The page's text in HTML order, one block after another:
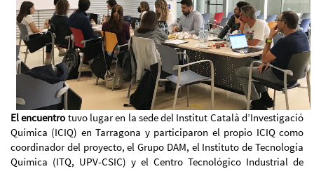
El encuentro tuvo lugar en la sede del Institut Català d’Investigació
Química (ICIQ) en Tarragona y participaron el propio ICIQ como
coordinador del proyecto, el Grupo DAM, el Instituto de Tecnología
Química (ITQ, UPV-CSIC) y el Centro Tecnológico Industrial de